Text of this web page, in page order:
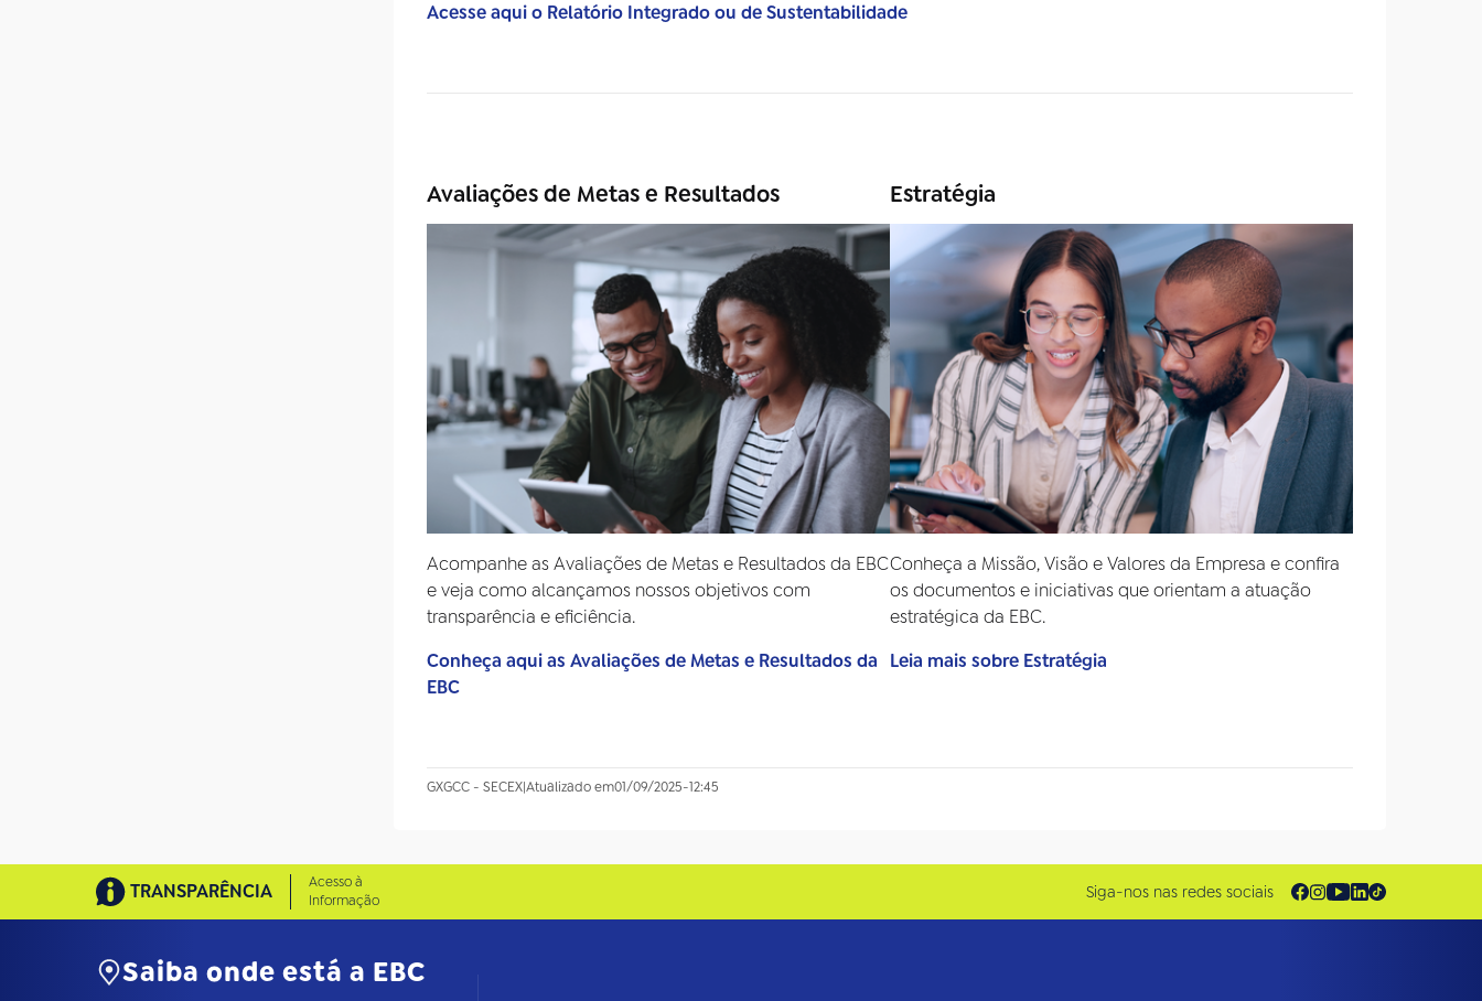
Acesse aqui o Relatório Integrado ou de Sustentabilidade
Avaliações de Metas e Resultados
Acompanhe as Avaliações de Metas e Resultados da EBC
e veja como alcançamos nossos objetivos com
transparência e eficiência.
Conheça aqui as Avaliações de Metas e Resultados da
EBC
Estratégia
Conheça a Missão, Visão e Valores da Empresa e confira
os documentos e iniciativas que orientam a atuação
estratégica da EBC.
Leia mais sobre Estratégia
GXGCC - SECEX|Atualizado em01/09/2025-12:45
TRANSPARÊNCIA
Acesso à
Informação
Siga-nos nas redes sociais
Saiba onde está a EBC